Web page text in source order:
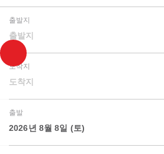
출발지
출발지
도착지
도착지
출발
2026년 8월 8일 (토)